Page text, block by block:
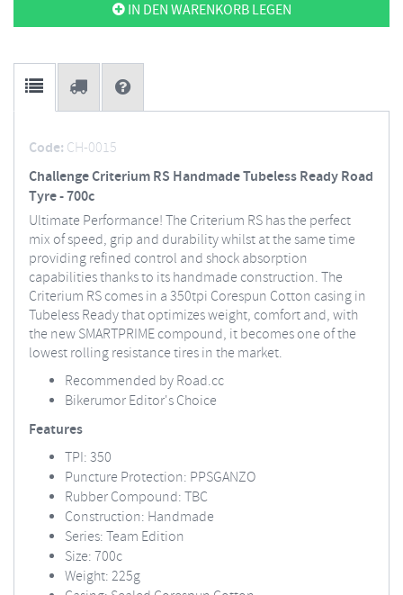
IN DEN WARENKORB LEGEN
Code: CH-0015
Challenge Criterium RS Handmade Tubeless Ready Road
Tyre - 700c
Ultimate Performance! The Criterium RS has the perfect
mix of speed, grip and durability whilst at the same time
providing refined control and shock absorption
capabilities thanks to its handmade construction. The
Criterium RS comes in a 350tpi Corespun Cotton casing in
Tubeless Ready that optimizes weight, comfort and, with
the new SMARTPRIME compound, it becomes one of the
lowest rolling resistance tires in the market.
Recommended by Road.cc
Bikerumor Editor's Choice
Features
TPI: 350
Puncture Protection: PPSGANZO
Rubber Compound: TBC
Construction: Handmade
Series: Team Edition
Size: 700c
Weight: 225g